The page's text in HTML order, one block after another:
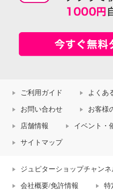
ご利用ガイド よくあ
お問い合わせ お客様
店舗情報 イベント・
サイトマップ
ジュピターショップチャン
会社概要/免許情報 特